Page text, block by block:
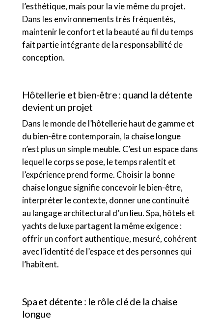
l’esthétique, mais pour la vie même du projet.
Dans les environnements très fréquentés,
maintenir le confort et la beauté au fil du temps
fait partie intégrante de la responsabilité de
conception.
Hôtellerie et bien-être : quand la détente
devient un projet
Dans le monde de l’hôtellerie haut de gamme et
du bien-être contemporain, la chaise longue
n’est plus un simple meuble. C’est un espace dans
lequel le corps se pose, le temps ralentit et
l’expérience prend forme. Choisir la bonne
chaise longue signifie concevoir le bien-être,
interpréter le contexte, donner une continuité
au langage architectural d’un lieu. Spa, hôtels et
yachts de luxe partagent la même exigence :
offrir un confort authentique, mesuré, cohérent
avec l’identité de l’espace et des personnes qui
l’habitent.
Spa et détente : le rôle clé de la chaise
longue